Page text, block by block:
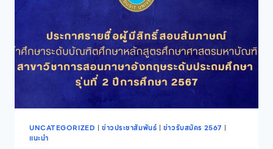
ใน
ประกาศนียบัตร
สาขา
วิชา
ล่าม
ภาษา
มือ
ประจำ
การ
UNCATEGORIZED | ข่าวประชาสัมพันธ์ | ข่าวรับสมัคร 2567 |
แนะนำ